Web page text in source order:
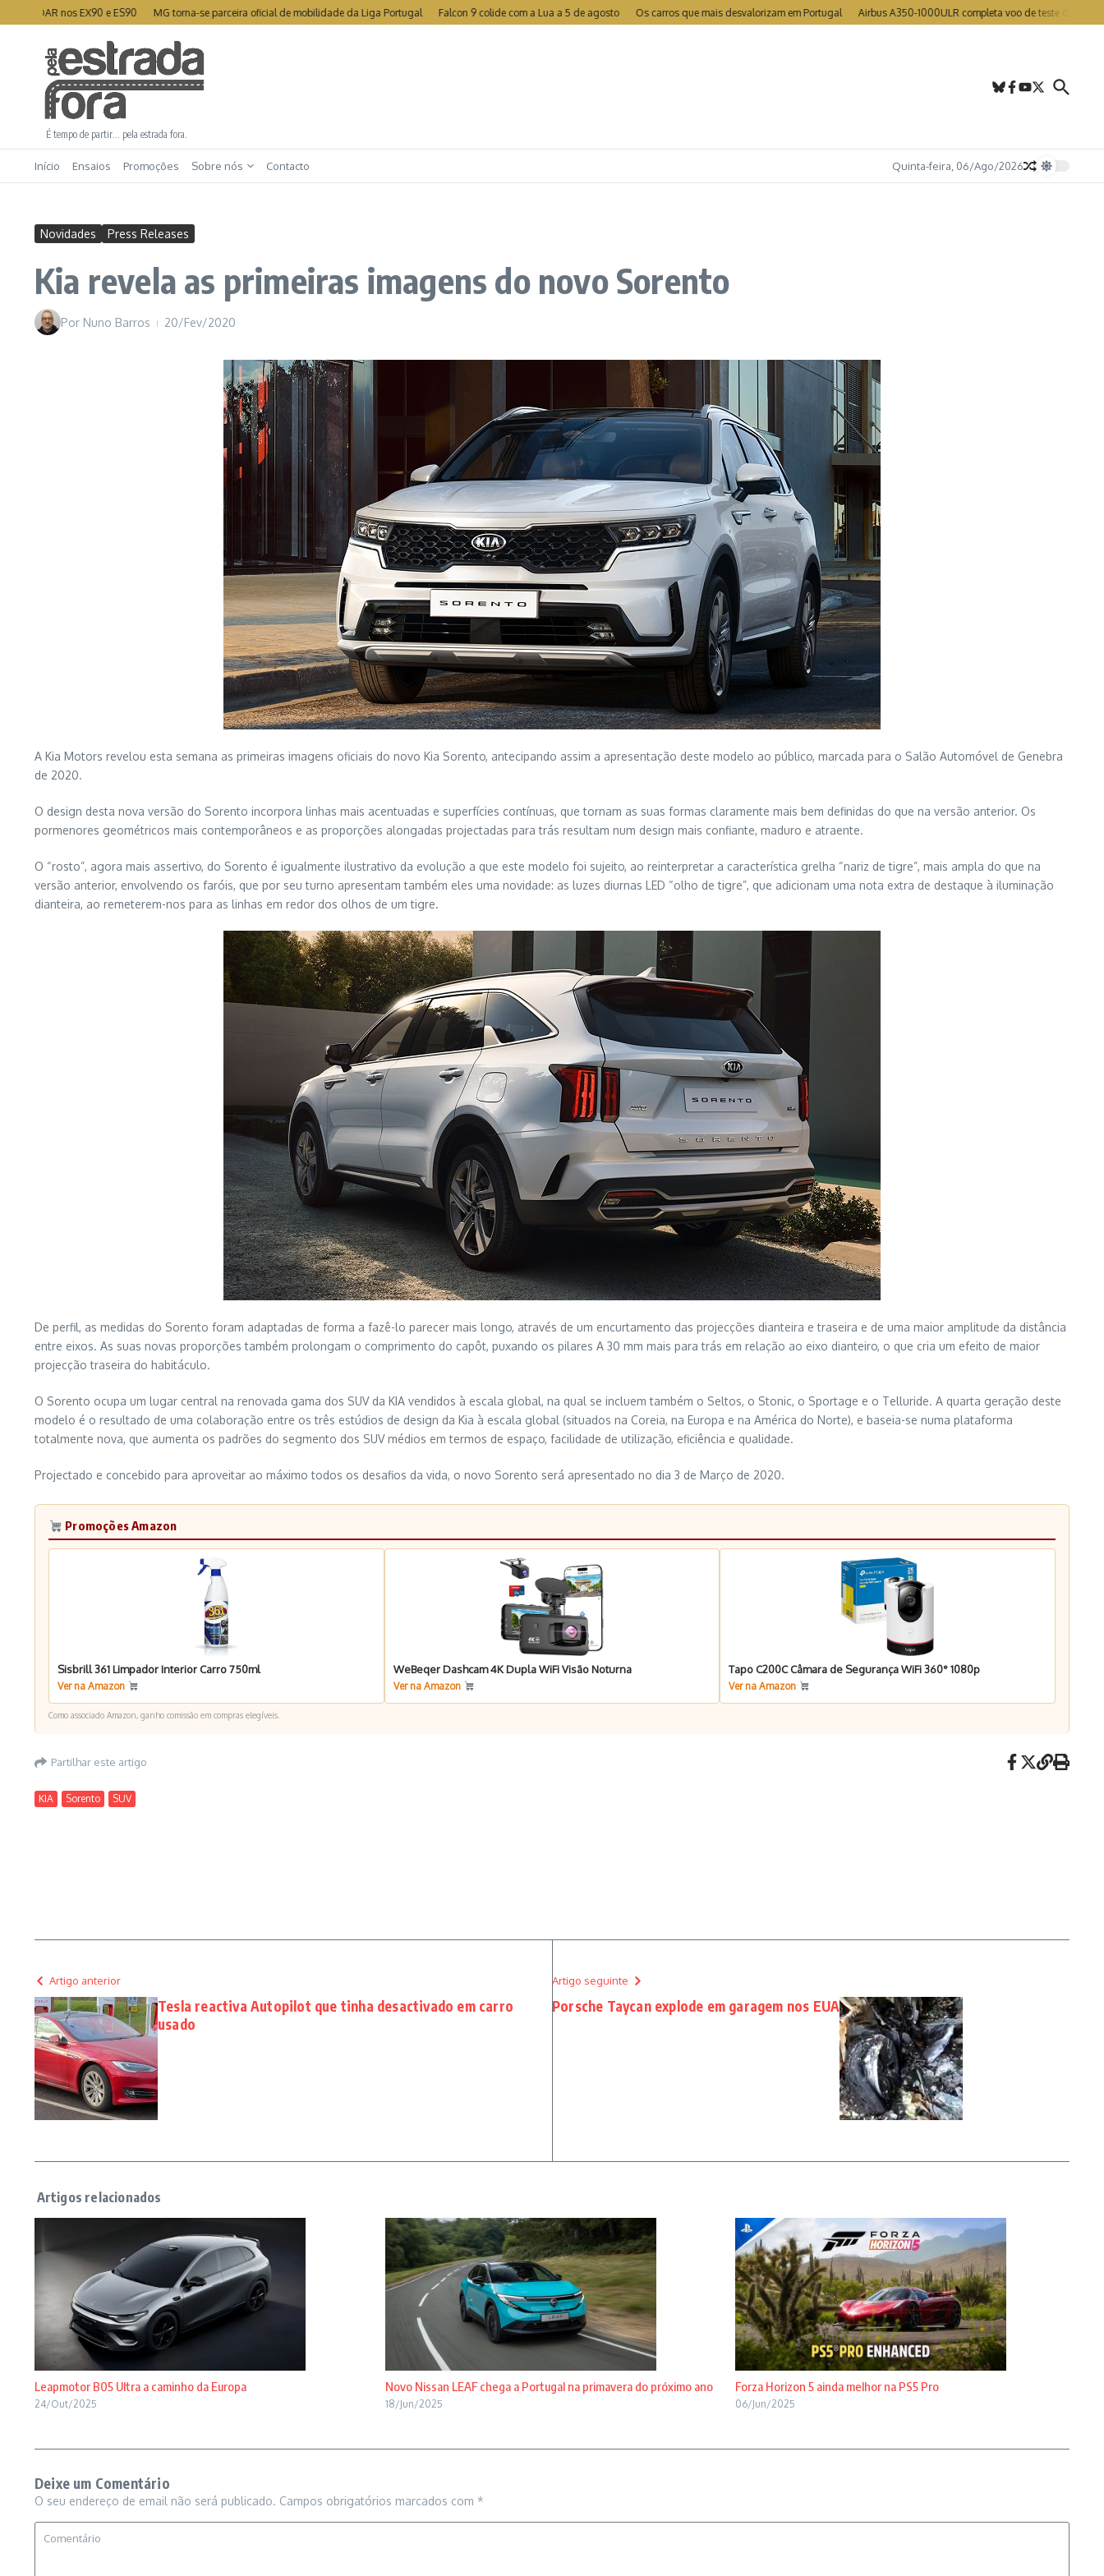
Ir para o conteúdo
nos EX90 e ES90 MG torna-se parceira oficial de mobilidade da Liga Portugal Falcon 9 colide com a Lua a 5 de agosto Os carros que mais desvalorizam em Portugal Airbus A350-1000ULR completa voo de teste de mais de 24h
É tempo de partir… pela estrada fora.
Início Ensaios Promoções Sobre nós Contacto Quinta-feira, 06/Ago/2026
Novidades Press Releases
Kia revela as primeiras imagens do novo Sorento
Por Nuno Barros 20/Fev/2020
A Kia Motors revelou esta semana as primeiras imagens oficiais do novo Kia Sorento, antecipando assim a apresentação deste modelo ao público, marcada para o Salão Automóvel de Genebra
de 2020.
O design desta nova versão do Sorento incorpora linhas mais acentuadas e superfícies contínuas, que tornam as suas formas claramente mais bem definidas do que na versão anterior. Os
pormenores geométricos mais contemporâneos e as proporções alongadas projectadas para trás resultam num design mais confiante, maduro e atraente.
O “rosto”, agora mais assertivo, do Sorento é igualmente ilustrativo da evolução a que este modelo foi sujeito, ao reinterpretar a característica grelha “nariz de tigre”, mais ampla do que na
versão anterior, envolvendo os faróis, que por seu turno apresentam também eles uma novidade: as luzes diurnas LED “olho de tigre”, que adicionam uma nota extra de destaque à iluminação
dianteira, ao remeterem-nos para as linhas em redor dos olhos de um tigre.
De perfil, as medidas do Sorento foram adaptadas de forma a fazê-lo parecer mais longo, através de um encurtamento das projecções dianteira e traseira e de uma maior amplitude da distância
entre eixos. As suas novas proporções também prolongam o comprimento do capôt, puxando os pilares A 30 mm mais para trás em relação ao eixo dianteiro, o que cria um efeito de maior
projecção traseira do habitáculo.
O Sorento ocupa um lugar central na renovada gama dos SUV da KIA vendidos à escala global, na qual se incluem também o Seltos, o Stonic, o Sportage e o Telluride. A quarta geração deste
modelo é o resultado de uma colaboração entre os três estúdios de design da Kia à escala global (situados na Coreia, na Europa e na América do Norte), e baseia-se numa plataforma
totalmente nova, que aumenta os padrões do segmento dos SUV médios em termos de espaço, facilidade de utilização, eficiência e qualidade.
Projectado e concebido para aproveitar ao máximo todos os desafios da vida, o novo Sorento será apresentado no dia 3 de Março de 2020.
Promoções Amazon
Sisbrill 361 Limpador Interior Carro 750ml
Ver na Amazon
WeBeqer Dashcam 4K Dupla WiFi Visão Noturna
Ver na Amazon
Tapo C200C Câmara de Segurança WiFi 360° 1080p
Ver na Amazon
Como associado Amazon, ganho comissão em compras elegíveis.
Partilhar este artigo
KIA Sorento SUV
Artigo anterior
Tesla reactiva Autopilot que tinha desactivado em carro
usado
Artigo seguinte
Porsche Taycan explode em garagem nos EUA
Leapmotor B05 Ultra a caminho da Europa
24/Out/2025
Novo Nissan LEAF chega a Portugal na primavera do próximo ano
18/Jun/2025
Forza Horizon 5 ainda melhor na PS5 Pro
06/Jun/2025
Deixe um Comentário
O seu endereço de email não será publicado. Campos obrigatórios marcados com *